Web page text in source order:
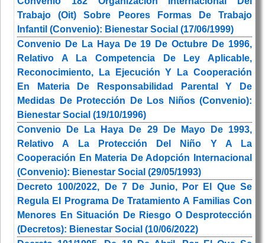
Trabajo (Oit) Sobre Peores Formas De Trabajo
Infantil (Convenio): Bienestar Social (17/06/1999)
Convenio De La Haya De 19 De Octubre De 1996,
Relativo A La Competencia De Ley Aplicable,
Reconocimiento, La Ejecución Y La Cooperación
En Materia De Responsabilidad Parental Y De
Medidas De Protección De Los Niños (Convenio):
Bienestar Social (19/10/1996)
Convenio De La Haya De 29 De Mayo De 1993,
Relativo A La Protección Del Niño Y A La
Cooperación En Materia De Adopción Internacional
(Convenio): Bienestar Social (29/05/1993)
Decreto 100/2022, De 7 De Junio, Por El Que Se
Regula El Programa De Tratamiento A Familias Con
Menores En Situación De Riesgo O Desprotección
(Decretos): Bienestar Social (10/06/2022)